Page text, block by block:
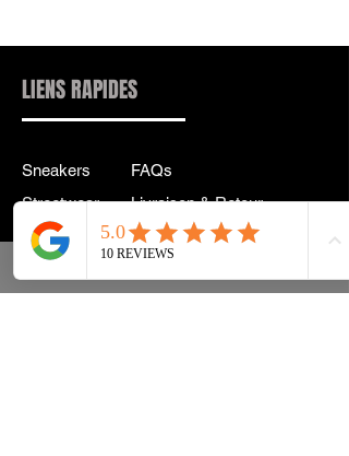
LIENS RAPIDES
Sneakers
Streetwear
Accessoires
FAQs
Livraison & Retour
Politique de confidentialité